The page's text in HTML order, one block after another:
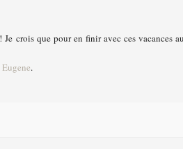
crois que pour en finir avec ces vacances
Eugene.